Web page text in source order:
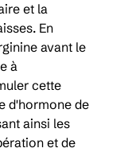
et la
En
avant le
à
cette
d'hormone de
ainsi les
et de